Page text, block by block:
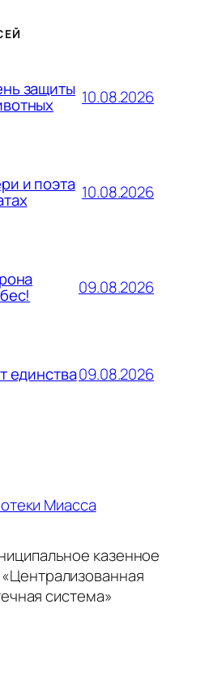
защиты 10.08.2026
и поэта 10.08.2026
09.08.2026
единства09.08.2026
Миасса
казенное
система»